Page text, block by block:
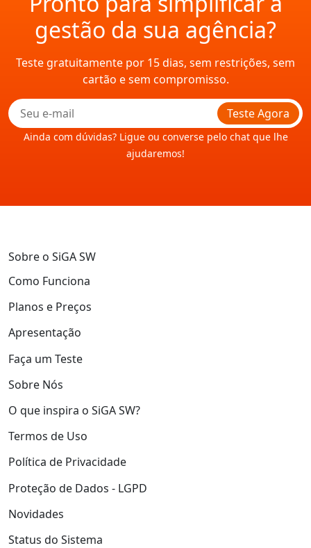
gestão da sua agência?
Teste gratuitamente por 15 dias, sem restrições, sem
cartão e sem compromisso.
Teste Agora
Ainda com dúvidas? Ligue ou converse pelo chat que lhe
ajudaremos!
Sobre o SiGA SW
Como Funciona
Planos e Preços
Apresentação
Faça um Teste
Sobre Nós
O que inspira o SiGA SW?
Termos de Uso
Política de Privacidade
Proteção de Dados - LGPD
Novidades
Status do Sistema